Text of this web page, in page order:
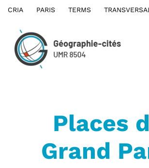
auCRIA PARIS TERMS
Places
Grand